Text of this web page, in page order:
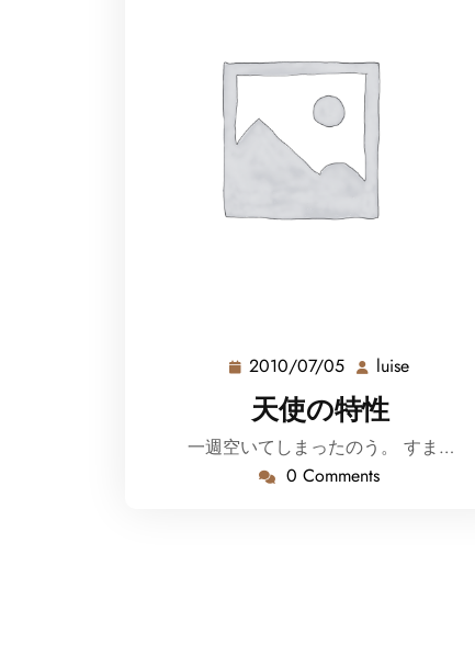
2010/07/05 2010/07/05
luise
天使の特性
一週空いてしまったのう。 すま…
0 Comments